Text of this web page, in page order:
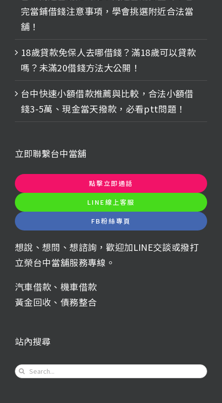
完當鋪借錢注意事項，學會挑選附近合法當
舖！
18歲貸款免保人去哪借錢？滿18歲可以貸款
嗎？未滿20借錢方法大公開！
台中快速小額借款推薦與比較，合法小額借
錢3-5萬、現金當天撥款，必看ptt問題！
立即聯繫台中當舖
點擊立即通話
LINE線上客服
FB粉絲專頁
想說、想問、想諮詢，歡迎加LINE交談或撥打
立榮台中當舖服務專線。
汽車借款 、 機車借款
黃金回收 、 債務整合
站內搜尋
Search